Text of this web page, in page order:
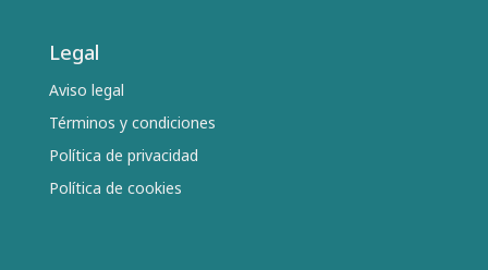
Legal
Aviso legal
Términos y condiciones
Política de privacidad
Política de cookies